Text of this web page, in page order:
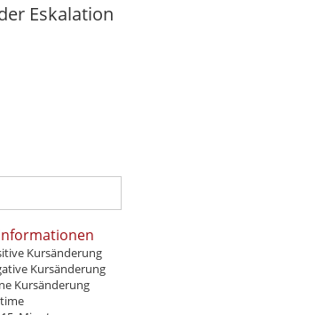
Eskalation
Kursänderung
Kursänderung
Kursänderung